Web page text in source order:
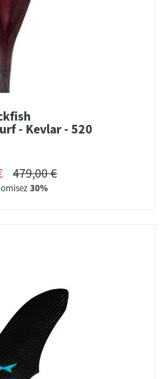
- Kevlar - 520
479,00 €
30%